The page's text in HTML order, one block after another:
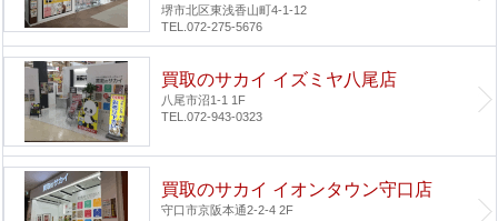
堺市北区東浅香山町4-1-12
TEL.072-275-5676
買取のサカイ イズミヤ八尾店
八尾市沼1-1 1F
TEL.072-943-0323
買取のサカイ イオンタウン守口店
守口市京阪本通2-2-4 2F